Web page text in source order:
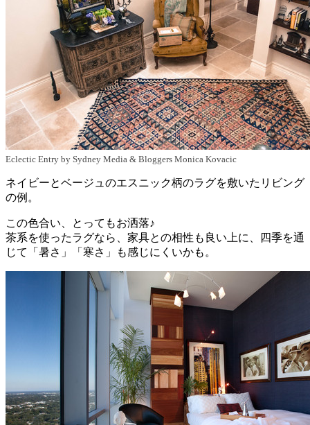
Eclectic Entry by Sydney Media & Bloggers Monica Kovacic
ネイビーとベージュのエスニック柄のラグを敷いたリビング
の例。
この色合い、とってもお洒落♪
茶系を使ったラグなら、家具との相性も良い上に、四季を通
じて「暑さ」「寒さ」も感じにくいかも。